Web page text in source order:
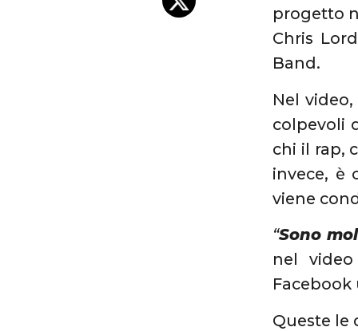
progetto
Chris
Band.
Nel video,
colpevoli
chi il rap,
invece, è
viene
“Sono
nel
Queste le